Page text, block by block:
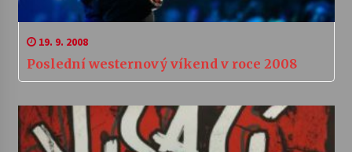
19. 9. 2008
Poslední westernový víkend v roce 2008